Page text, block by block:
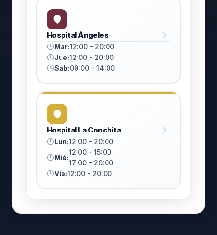
Hospital Ángeles
Mar:12:00 - 20:00
Jue:12:00 - 20:00
Sáb:09:00 - 14:00
Hospital La Conchita
Lun:12:00 - 20:00
Mié:
12:00 - 15:00
17:00 - 20:00
Vie:12:00 - 20:00